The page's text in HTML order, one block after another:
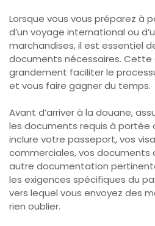
Lorsque vous vous préparez à
d’un voyage international ou
marchandises, il est essentiel
documents nécessaires.
grandement faciliter le
et vous faire gagner du temps.
Avant d’arriver à la douane,
les documents requis à portée
inclure votre passeport, vos
commerciales, vos documents
autre documentation
les exigences spécifiques du
vers lequel vous envoyez des
rien oublier.